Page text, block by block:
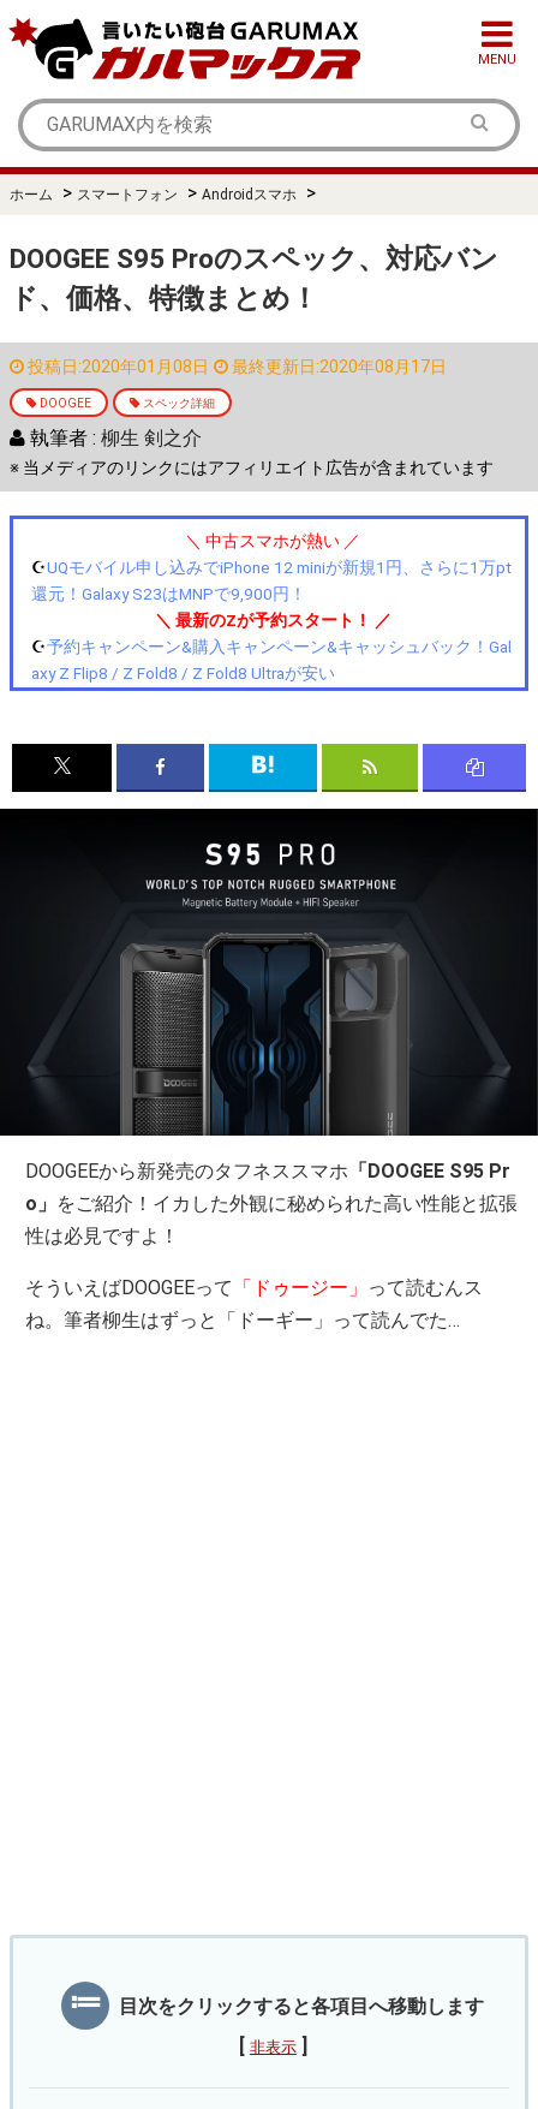
MENU
ホーム > スマートフォン > Androidスマホ >
DOOGEE S95 Proのスペック、対応バン
ド、価格、特徴まとめ！
投稿日:2020年01月08日 最終更新日:2020年08月17日
DOOGEE スペック詳細
執筆者 : 柳生 剣之介
※ 当メディアのリンクにはアフィリエイト広告が含まれています
＼ 中古スマホが熱い ／
☪️UQモバイル申し込みでiPhone 12 miniが新規1円、さらに1万pt
還元！Galaxy S23はMNPで9,900円！
＼ 最新のZが予約スタート！ ／
☪️予約キャンペーン&購入キャンペーン&キャッシュバック！Gal
axy Z Flip8 / Z Fold8 / Z Fold8 Ultraが安い
DOOGEEから新発売のタフネススマホ 「DOOGEE S95 Pr
o」 をご紹介！イカした外観に秘められた高い性能と拡張
性は必見ですよ！
そういえばDOOGEEって 「ドゥージー」 って読むんス
ね。筆者柳生はずっと「ドーギー」って読んでた…
目次をクリックすると各項目へ移動します
[ 非表示 ]